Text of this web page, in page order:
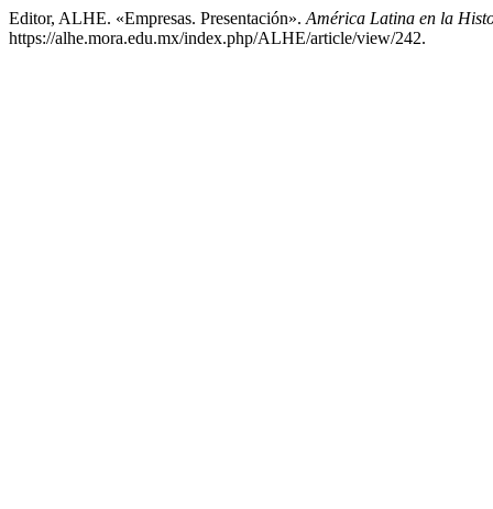
Editor, ALHE. «Empresas. Presentación». América Latina en la
https://alhe.mora.edu.mx/index.php/ALHE/article/view/242.